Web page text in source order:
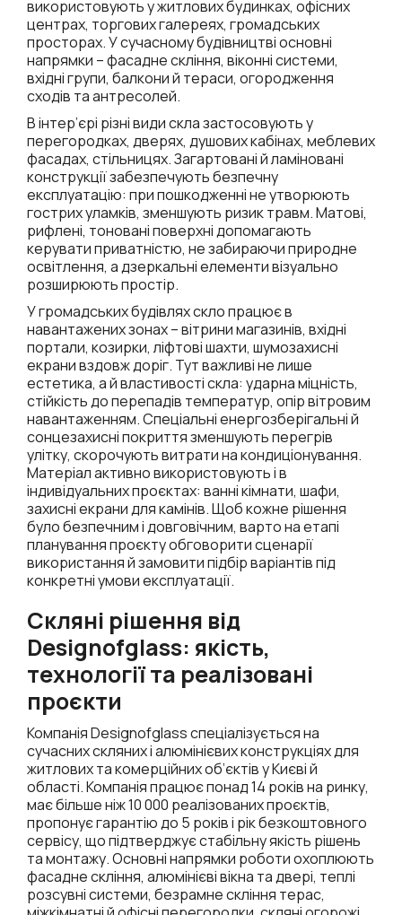
використовують у житлових будинках, офісних
центрах, торгових галереях, громадських
просторах. У сучасному будівництві основні
напрямки – фасадне скління, віконні системи,
вхідні групи, балкони й тераси, огородження
сходів та антресолей.
В інтер’єрі різні види скла застосовують у
перегородках, дверях, душових кабінах, меблевих
фасадах, стільницях. Загартовані й ламіновані
конструкції забезпечують безпечну
експлуатацію: при пошкодженні не утворюють
гострих уламків, зменшують ризик травм. Матові,
рифлені, тоновані поверхні допомагають
керувати приватністю, не забираючи природне
освітлення, а дзеркальні елементи візуально
розширюють простір.
У громадських будівлях скло працює в
навантажених зонах – вітрини магазинів, вхідні
портали, козирки, ліфтові шахти, шумозахисні
екрани вздовж доріг. Тут важливі не лише
естетика, а й властивості скла: ударна міцність,
стійкість до перепадів температур, опір вітровим
навантаженням. Спеціальні енергозберігальні й
сонцезахисні покриття зменшують перегрів
улітку, скорочують витрати на кондиціонування.
Матеріал активно використовують і в
індивідуальних проєктах: ванні кімнати, шафи,
захисні екрани для камінів. Щоб кожне рішення
було безпечним і довговічним, варто на етапі
планування проєкту обговорити сценарії
використання й замовити підбір варіантів під
конкретні умови експлуатації.
Скляні рішення від
Designofglass: якість,
технології та реалізовані
проєкти
Компанія Designofglass спеціалізується на
сучасних скляних і алюмінієвих конструкціях для
житлових та комерційних об’єктів у Києві й
області. Компанія працює понад 14 років на ринку,
має більше ніж 10 000 реалізованих проєктів,
пропонує гарантію до 5 років і рік безкоштовного
сервісу, що підтверджує стабільну якість рішень
та монтажу. Основні напрямки роботи охоплюють
фасадне скління, алюмінієві вікна та двері, теплі
розсувні системи, безрамне скління терас,